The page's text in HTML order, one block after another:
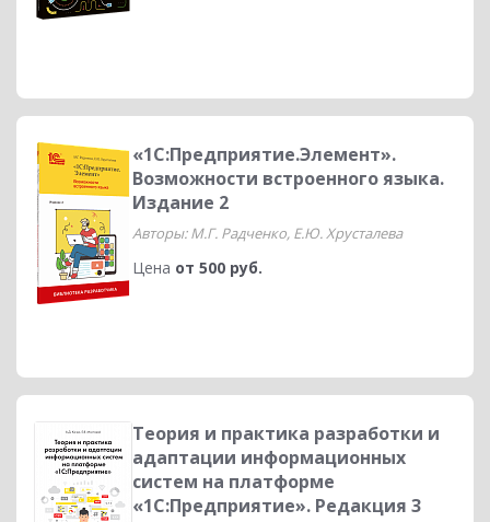
«1С:Предприятие.Элемент».
Возможности встроенного языка.
Издание 2
Авторы: М.Г. Радченко, Е.Ю. Хрусталева
Цена от 500 руб.
Теория и практика разработки и
адаптации информационных
систем на платформе
«1С:Предприятие». Редакция 3